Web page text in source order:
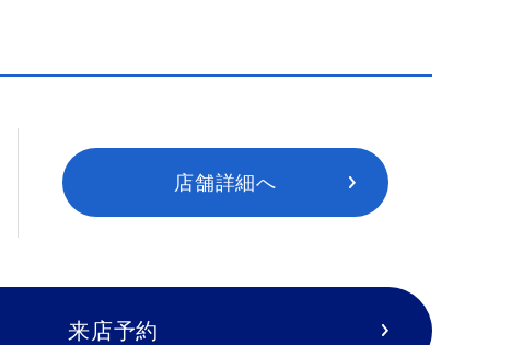
店舗詳細へ
来店予約